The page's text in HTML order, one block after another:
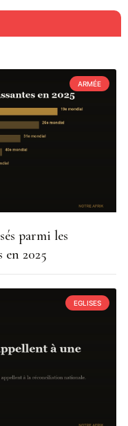
ARMÉE
parmi les
2025
EGLISES